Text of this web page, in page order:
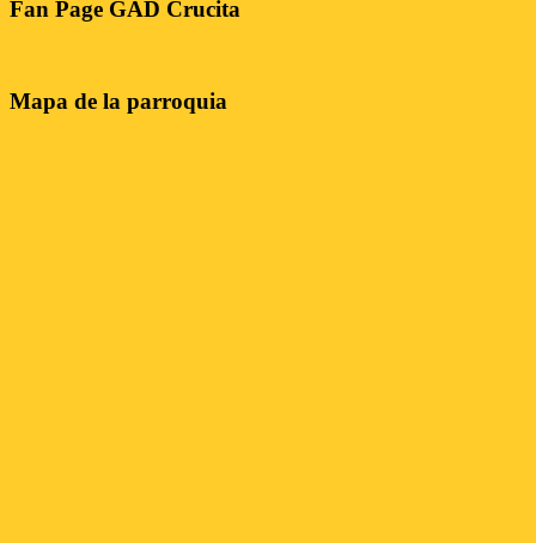
Fan Page GAD Crucita
Mapa de la parroquia